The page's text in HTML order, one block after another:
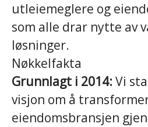
utleiemeglere og
som alle drar nytte av
løsninger.
Nøkkelfakta
Grunnlagt i 2014: Vi
visjon om å
eiendomsbransjen